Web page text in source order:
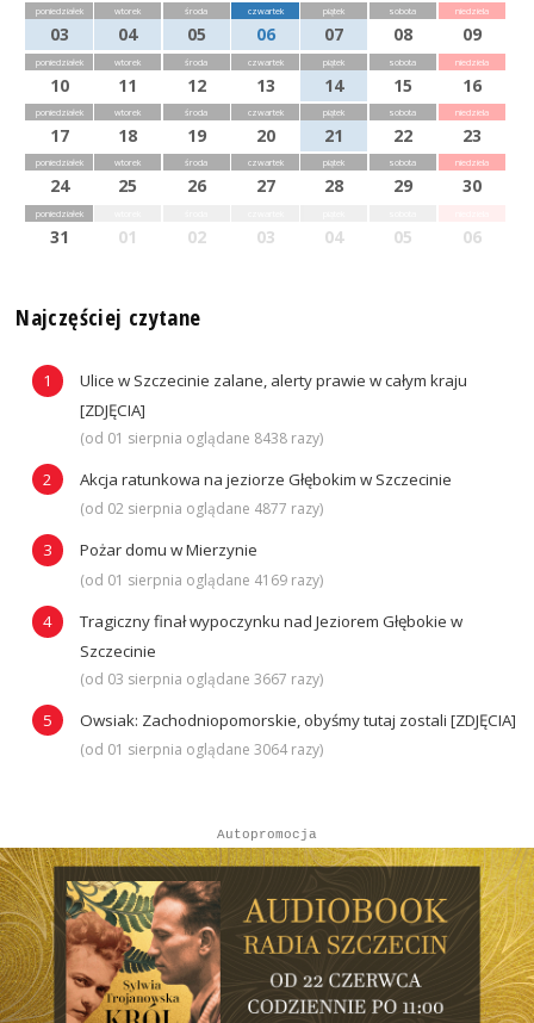
poniedziałek
03
wtorek
04
środa
05
czwartek
06
piątek
07
sobota
08
niedziela
09
poniedziałek
10
wtorek
11
środa
12
czwartek
13
piątek
14
sobota
15
niedziela
16
poniedziałek
17
wtorek
18
środa
19
czwartek
20
piątek
21
sobota
22
niedziela
23
poniedziałek
24
wtorek
25
środa
26
czwartek
27
piątek
28
sobota
29
niedziela
30
poniedziałek
31 01 02 03 04 05 06
Najczęściej czytane
Ulice w Szczecinie zalane, alerty prawie w całym kraju
[ZDJĘCIA]
(od 01 sierpnia oglądane 8438 razy)
Akcja ratunkowa na jeziorze Głębokim w Szczecinie
(od 02 sierpnia oglądane 4877 razy)
Pożar domu w Mierzynie
(od 01 sierpnia oglądane 4169 razy)
Tragiczny finał wypoczynku nad Jeziorem Głębokie w
Szczecinie
(od 03 sierpnia oglądane 3667 razy)
Owsiak: Zachodniopomorskie, obyśmy tutaj zostali [ZDJĘCIA]
(od 01 sierpnia oglądane 3064 razy)
Autopromocja